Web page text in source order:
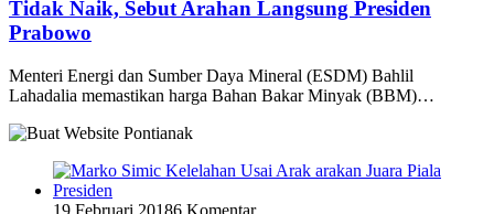
Tidak Naik, Sebut Arahan Langsung Presiden
Prabowo
Menteri Energi dan Sumber Daya Mineral (ESDM) Bahlil
Lahadalia memastikan harga Bahan Bakar Minyak (BBM)…
19 Februari 20186 Komentar